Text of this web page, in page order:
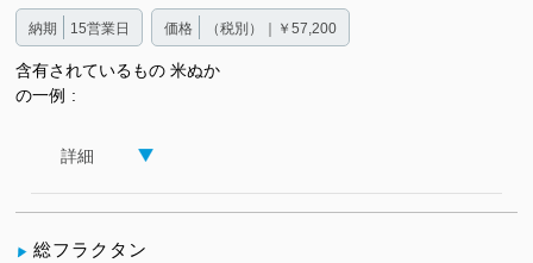
納期 15営業日 価格 （税別）｜￥57,200
含有されているもの
の一例
米ぬか
詳細
総フラクタン